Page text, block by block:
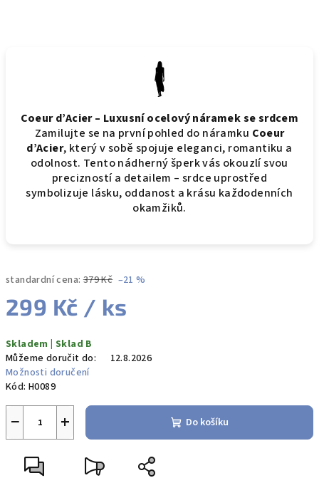
Coeur d’Acier – Luxusní ocelový náramek se srdcem
Zamilujte se na první pohled do náramku Coeur
d’Acier, který v sobě spojuje eleganci, romantiku a
odolnost. Tento nádherný šperk vás okouzlí svou
precizností a detailem – srdce uprostřed
symbolizuje lásku, oddanost a krásu každodenních
okamžiků.
standardní cena: 379 Kč –21 %
299 Kč / ks
cena:
Skladem | Sklad B
Můžeme doručit do:
12.8.2026
Možnosti doručení
Kód: H0089
+
− Do košíku